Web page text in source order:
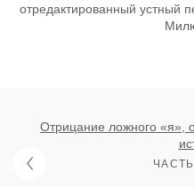
отредактированный устный
Отрицание ложного «я»,